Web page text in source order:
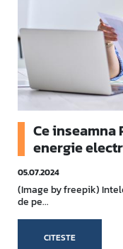
Ce inseamna
energie
05.07.2024
(Image by freepik)
de pe...
CITESTE